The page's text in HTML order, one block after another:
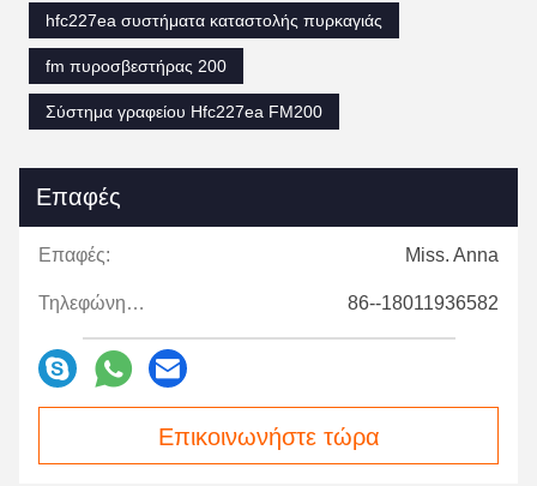
hfc227ea συστήματα καταστολής πυρκαγιάς
fm πυροσβεστήρας 200
Σύστημα γραφείου Hfc227ea FM200
Επαφές
Επαφές: Miss. Anna
Τηλεφώνημα: 86--18011936582
Επικοινωνήστε τώρα